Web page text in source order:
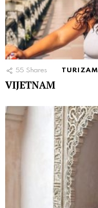
55 Shares TURIZAM
VIJETNAM